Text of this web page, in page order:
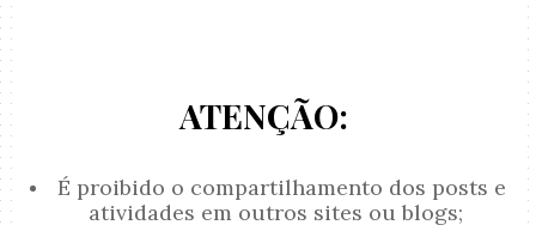
ATENÇÃO:
É proibido o compartilhamento dos posts e
atividades em outros sites ou blogs;